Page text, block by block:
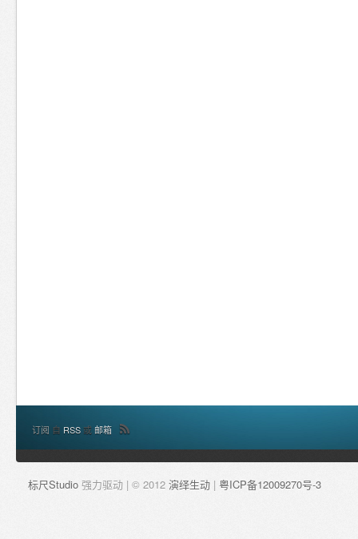
订阅 自 RSS 或 邮箱
标尺Studio 强力驱动 | © 2012 演绎生动 | 粤ICP备12009270号-3